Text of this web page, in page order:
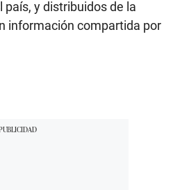
país, y distribuidos de la
información compartida por